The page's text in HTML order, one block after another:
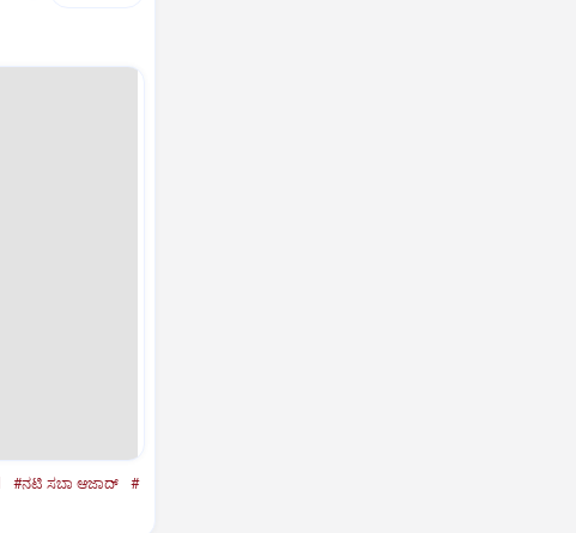
#ನಟಿ ಸಬಾ ಆಜಾದ್‌
#